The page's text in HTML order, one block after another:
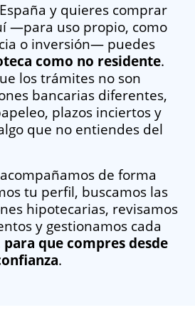
y quieres comprar
—para uso propio, como
o inversión— puedes
como no residente.
los trámites no son
bancarias diferentes,
plazos inciertos y
que no entiendes del
acompañamos de forma
tu perfil, buscamos las
hipotecarias, revisamos
y gestionamos cada
para que compres desde
.